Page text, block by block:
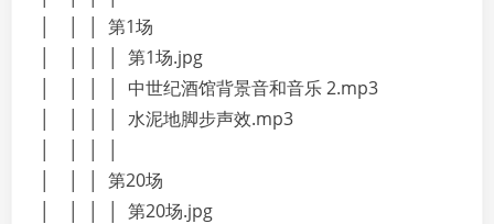
│ │ │ 第1场
│ │ │ │ 第1场.jpg
│ │ │ │ 中世纪酒馆背景音和音乐 2.mp3
│ │ │ │ 水泥地脚步声效.mp3
│ │ │ 第20场
│ │ │ │ 第20场.jpg